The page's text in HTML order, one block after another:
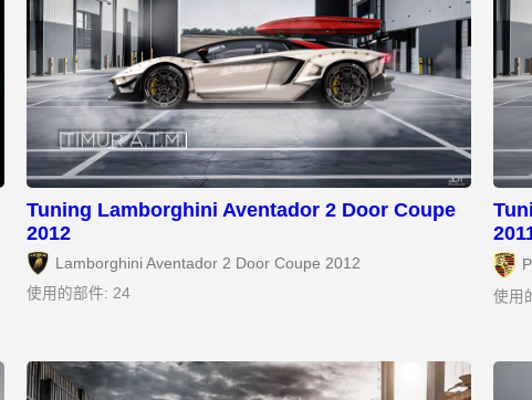
Tuning Lamborghini Aventador 2 Door Coupe
2012
Lamborghini Aventador 2 Door Coupe 2012
使用的部件: 24
使用